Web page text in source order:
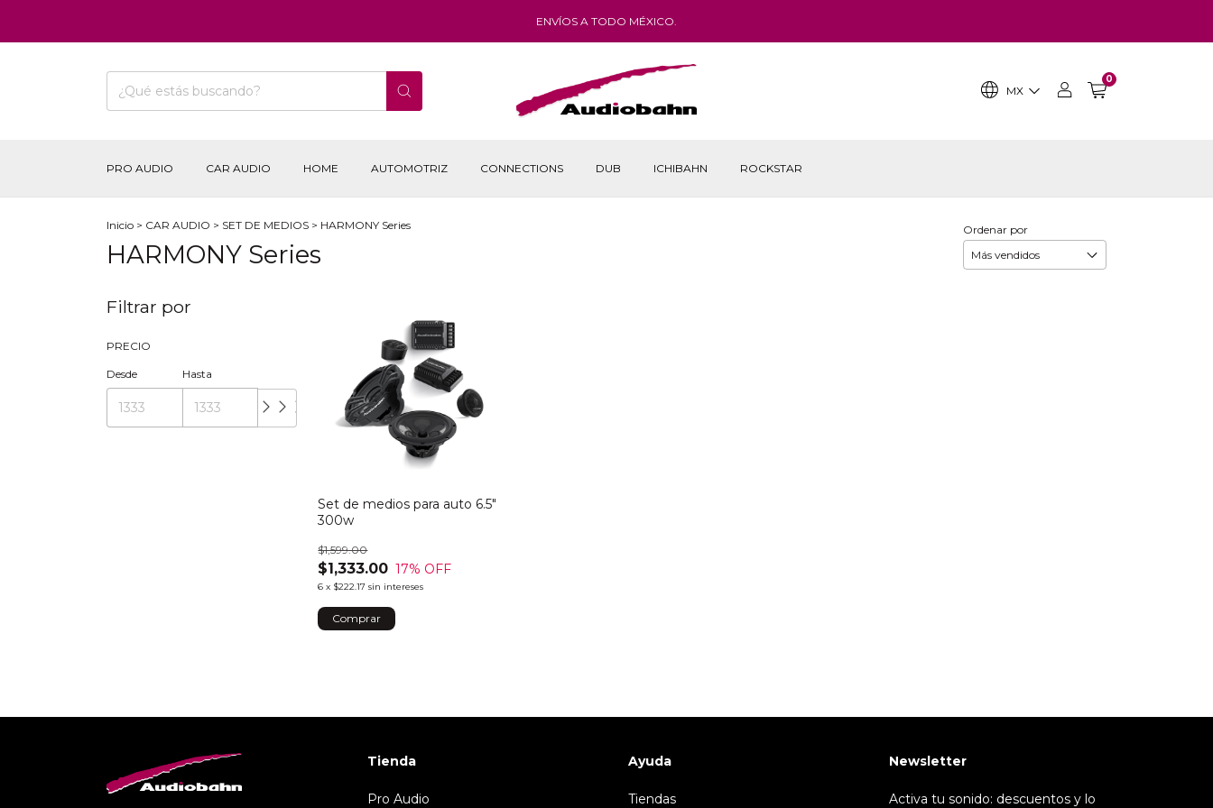
ENVÍOS A TODO MÉXICO.
MX
0
PRO AUDIO CAR AUDIO HOME AUTOMOTRIZ CONNECTIONS DUB ICHIBAHN ROCKSTAR
Inicio > CAR AUDIO > SET DE MEDIOS > HARMONY Series
HARMONY Series
Ordenar por
Filtrar por
PRECIO
Desde Hasta
Set de medios para auto 6.5"
300w
$1,333.00
$1,599.00
17% OFF
6 x $222.17 sin intereses
Tienda
Pro Audio
Ayuda
Tiendas
Newsletter
Activa tu sonido: descuentos y lo